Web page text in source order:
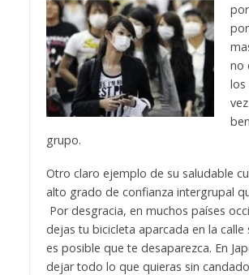
no
los
grupo.
Otro claro ejemplo de su saludable
alto grado de confianza intergrupal
Por desgracia, en muchos países
dejas tu bicicleta aparcada en la calle
es posible que te desaparezca. En
dejar todo lo que quieras sin